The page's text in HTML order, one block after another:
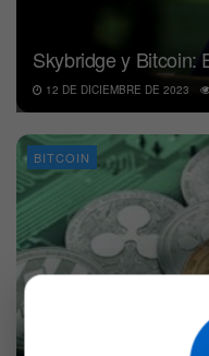
Skybridge y Bitcoin:
12 DE DICIEMBRE DE 2023
BITCOIN